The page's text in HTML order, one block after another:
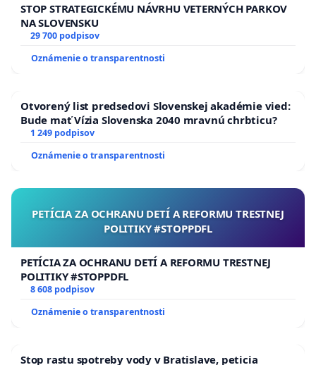
STOP STRATEGICKÉMU NÁVRHU VETERNÝCH PARKOV
NA SLOVENSKU
29 700 podpisov
Oznámenie o transparentnosti
Otvorený list predsedovi Slovenskej akadémie vied:
Bude mať Vízia Slovenska 2040 mravnú chrbticu?
1 249 podpisov
Oznámenie o transparentnosti
PETÍCIA ZA OCHRANU DETÍ A REFORMU TRESTNEJ
POLITIKY #STOPPDFL
PETÍCIA ZA OCHRANU DETÍ A REFORMU TRESTNEJ
POLITIKY #STOPPDFL
8 608 podpisov
Oznámenie o transparentnosti
Stop rastu spotreby vody v Bratislave, peticia